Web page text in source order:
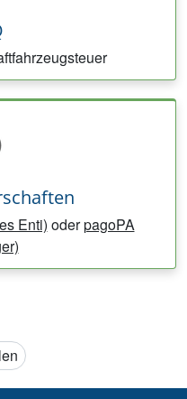
Enti) oderpagoPA